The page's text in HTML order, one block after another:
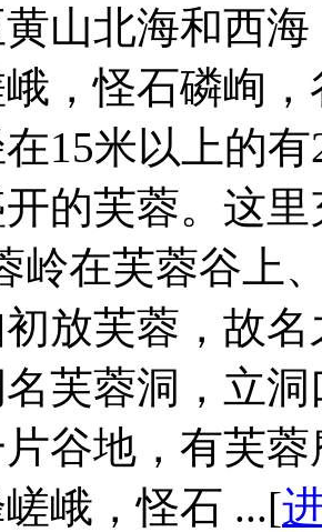
山北海和西
，怪石磷峋
15米以上的
的芙蓉。这
岭在芙蓉谷上
放芙蓉，故
芙蓉洞，立
谷地，有芙
峨，怪石 ...[